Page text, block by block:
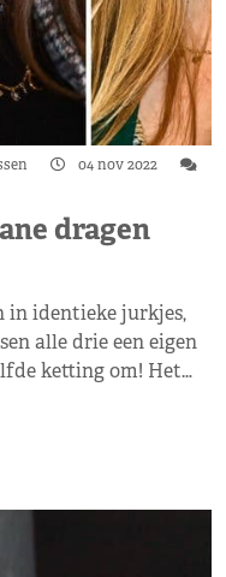
04 nov 2022
dragen
in identieke jurkjes,
alle drie een eigen
ketting om! Het…